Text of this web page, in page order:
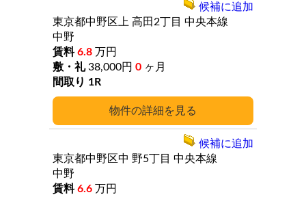
詳細
東京都中野区上 高田2丁目 中央本線
中野
6.8 万円
38,000円 0 ヶ月
1R
候補に追加
東京都中野区中 野5丁目 中央本線
中野
6.6 万円
候補に追加